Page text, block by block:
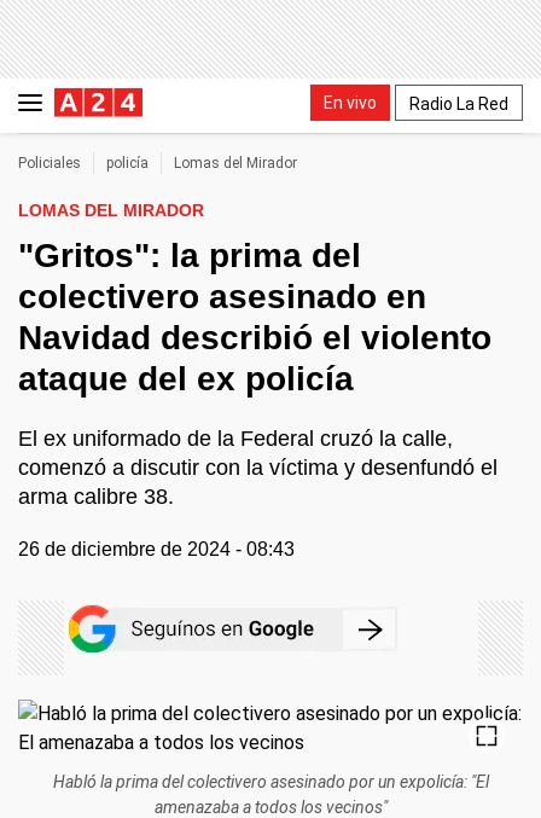
En vivo Radio La Red
Policiales policía Lomas del Mirador
LOMAS DEL MIRADOR
"Gritos": la prima del
colectivero asesinado en
Navidad describió el violento
ataque del ex policía
El ex uniformado de la Federal cruzó la calle,
comenzó a discutir con la víctima y desenfundó el
arma calibre 38.
26 de diciembre de 2024 - 08:43
Habló la prima del colectivero asesinado por un expolicía: "El
amenazaba a todos los vecinos"